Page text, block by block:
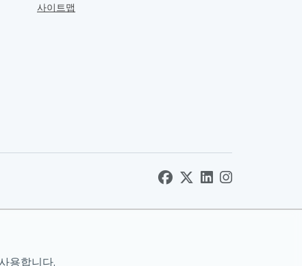
사이트맵
용합니다.